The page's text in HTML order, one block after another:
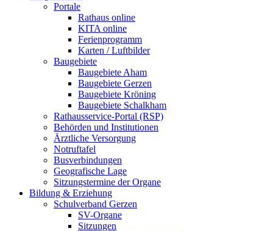
Portale
Rathaus online
KITA online
Ferienprogramm
Karten / Luftbilder
Baugebiete
Baugebiete Aham
Baugebiete Gerzen
Baugebiete Kröning
Baugebiete Schalkham
Rathausservice-Portal (RSP)
Behörden und Institutionen
Ärztliche Versorgung
Notruftafel
Busverbindungen
Geografische Lage
Sitzungstermine der Organe
Bildung & Erziehung
Schulverband Gerzen
SV-Organe
Sitzungen